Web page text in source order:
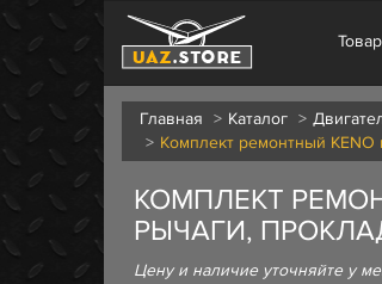
Главная Каталог
Комплект ремонтный KENO
КОМПЛЕКТ
РЫЧАГИ,
Цену и наличие уточняйте у